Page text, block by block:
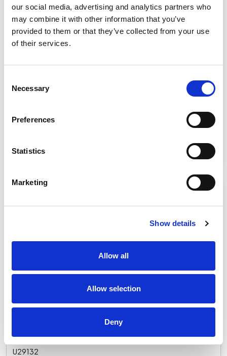
our social media, advertising and analytics partners who
may combine it with other information that you’ve
provided to them or that they’ve collected from your use
of their services.
Selection
Necessary
Preferences
Statistics
Marketing
Show details
Allow all
Allow selection
Deny
U27372
Kia Sportage
1.6 crdi mhev gt line 2wd 136cv
Gebraucht
€ 18.900
Getriebe
Schaltgetriebe
Diesel
09/2020
Kilometer
58.350 km
U29132